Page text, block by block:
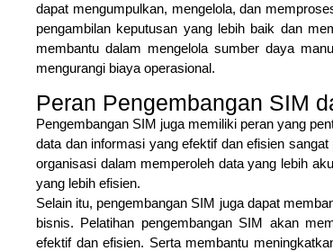
dapat mengumpulkan, mengelola, dan
pengambilan keputusan yang lebih baik dan
membantu dalam mengelola sumber daya
mengurangi biaya operasional.
Peran Pengembangan SIM
Pengembangan SIM juga memiliki peran yang
data dan informasi yang efektif dan efisien
organisasi dalam memperoleh data yang lebih
yang lebih efisien.
Selain itu, pengembangan SIM juga dapat
bisnis. Pelatihan pengembangan SIM akan
efektif dan efisien. Serta membantu